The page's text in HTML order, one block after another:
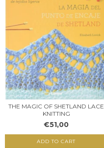
THE MAGIC OF SHETLAND LACE
KNITTING
€51,00